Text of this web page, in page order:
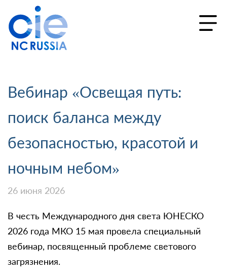
Вебинар «Освещая путь:
поиск баланса между
безопасностью, красотой и
ночным небом»
26 июня 2026
В честь Международного дня света ЮНЕСКО
2026 года МКО 15 мая провела специальный
вебинар, посвященный проблеме светового
загрязнения.